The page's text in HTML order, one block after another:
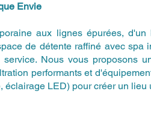
Envie
aux lignes épurées, d'un
de détente raffiné avec spa
Nous vous proposons
performants et
éclairage LED) pour créer un lieu